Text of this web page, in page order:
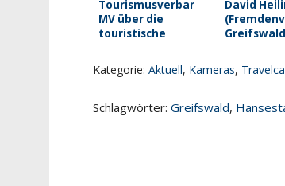
Tourismusverband
MV über die
touristische
David
Kategorie: Aktuell, Kameras,
Schlagwörter: Greifswald,